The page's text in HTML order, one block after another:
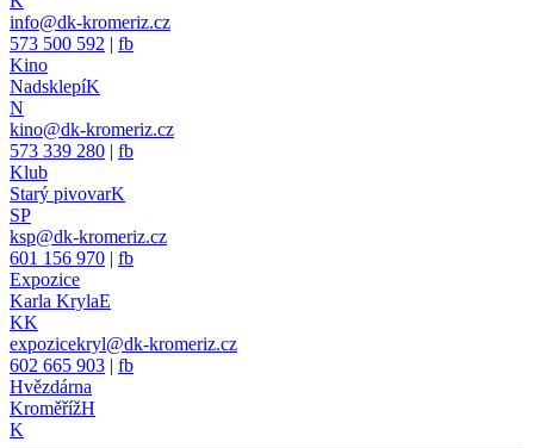
info@dk-kromeriz.cz
573 500 592 | fb
Kino
NadsklepíK
N
kino@dk-kromeriz.cz
573 339 280 | fb
Klub
Starý pivovarK
SP
ksp@dk-kromeriz.cz
601 156 970 | fb
Expozice
Karla KrylaE
KK
expozicekryl@dk-kromeriz.cz
602 665 903 | fb
Hvězdárna
KroměřížH
K